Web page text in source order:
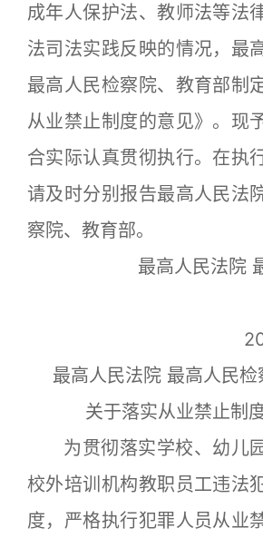
成年人保护法、教师法等法
法司法实践反映的情况，最
最高人民检察院、教育部制
从业禁止制度的意见》。现
合实际认真贯彻执行。在执
请及时分别报告最高人民法
察院、教育部。
最高人民法院
最高人民法院 最高人民
关于落实从业禁止制
为贯彻落实学校、幼儿园
校外培训机构教职员工违法
度，严格执行犯罪人员从业